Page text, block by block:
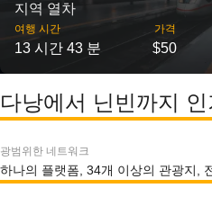
지역 열차
여행 시간
13 시간 43 분
가격
$50
다낭에서 닌빈까지
광범위한 네트워크
하나의 플랫폼, 34개 이상의 관광지,